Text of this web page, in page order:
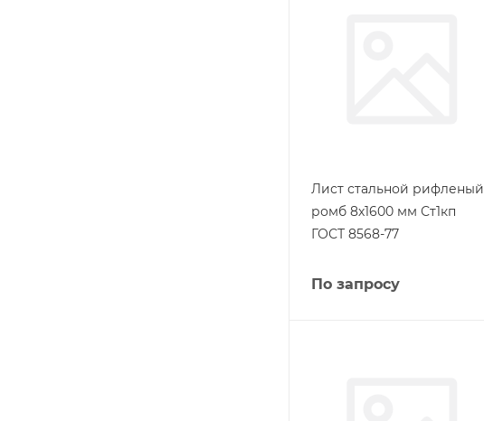
Лист стальной рифленый
ромб 8х1600 мм Ст1кп
ГОСТ 8568-77
По запросу